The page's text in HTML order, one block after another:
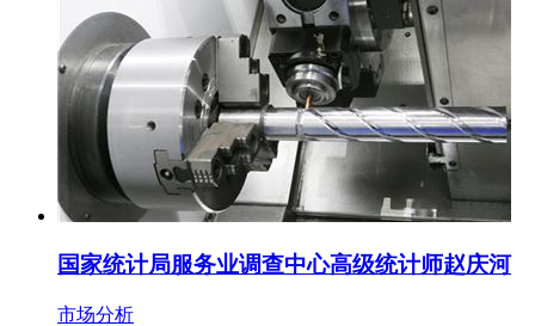
国家统计局服务业调查中心高级统计师赵庆河
市场分析